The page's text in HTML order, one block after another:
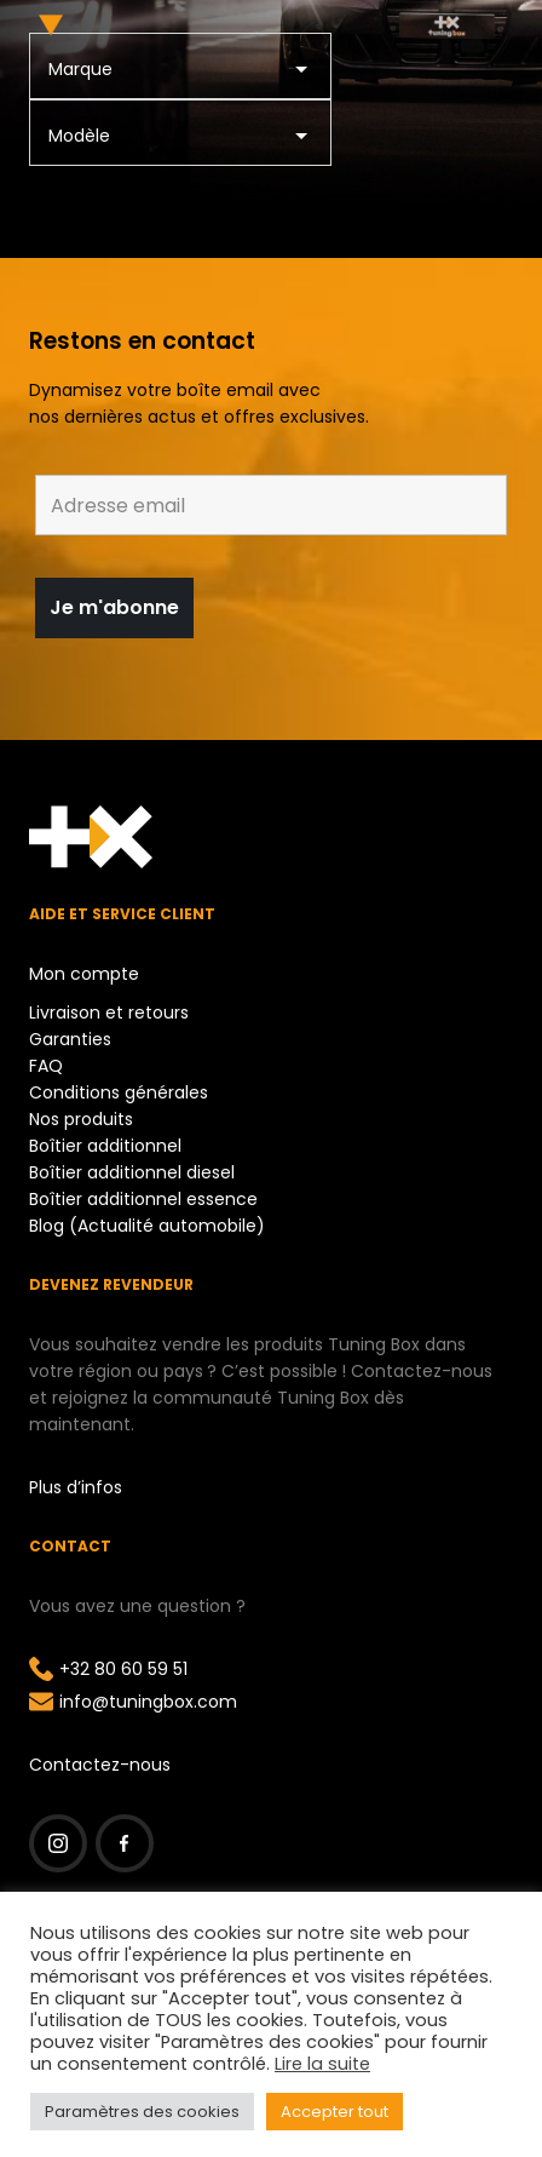
Marque
Modèle
Restons en contact
Dynamisez votre boîte email avec
nos dernières actus et offres exclusives.
AIDE ET SERVICE CLIENT
Mon compte
Livraison et retours
Garanties
FAQ
Conditions générales
Nos produits
Boîtier additionnel
Boîtier additionnel diesel
Boîtier additionnel essence
Blog (Actualité automobile)
DEVENEZ REVENDEUR
Vous souhaitez vendre les produits Tuning Box dans
votre région ou pays ? C’est possible ! Contactez-nous
et rejoignez la communauté Tuning Box dès
maintenant.
Plus d’infos
CONTACT
Vous avez une question ?
+32 80 60 59 51
info@tuningbox.com
Contactez-nous
I
n
s
t
a
g
F
a
c
e
b
o
o
© 2022 Tuningbox est une marque déposée
Copyright : TuningBox SPRL – Ruthier 1 – 4950 Faymonville
BELGIUM
Nous utilisons des cookies sur notre site web pour
vous offrir l'expérience la plus pertinente en
mémorisant vos préférences et vos visites répétées.
En cliquant sur "Accepter tout", vous consentez à
l'utilisation de TOUS les cookies. Toutefois, vous
pouvez visiter "Paramètres des cookies" pour fournir
un consentement contrôlé. Lire la suite
Paramètres des cookies Accepter tout